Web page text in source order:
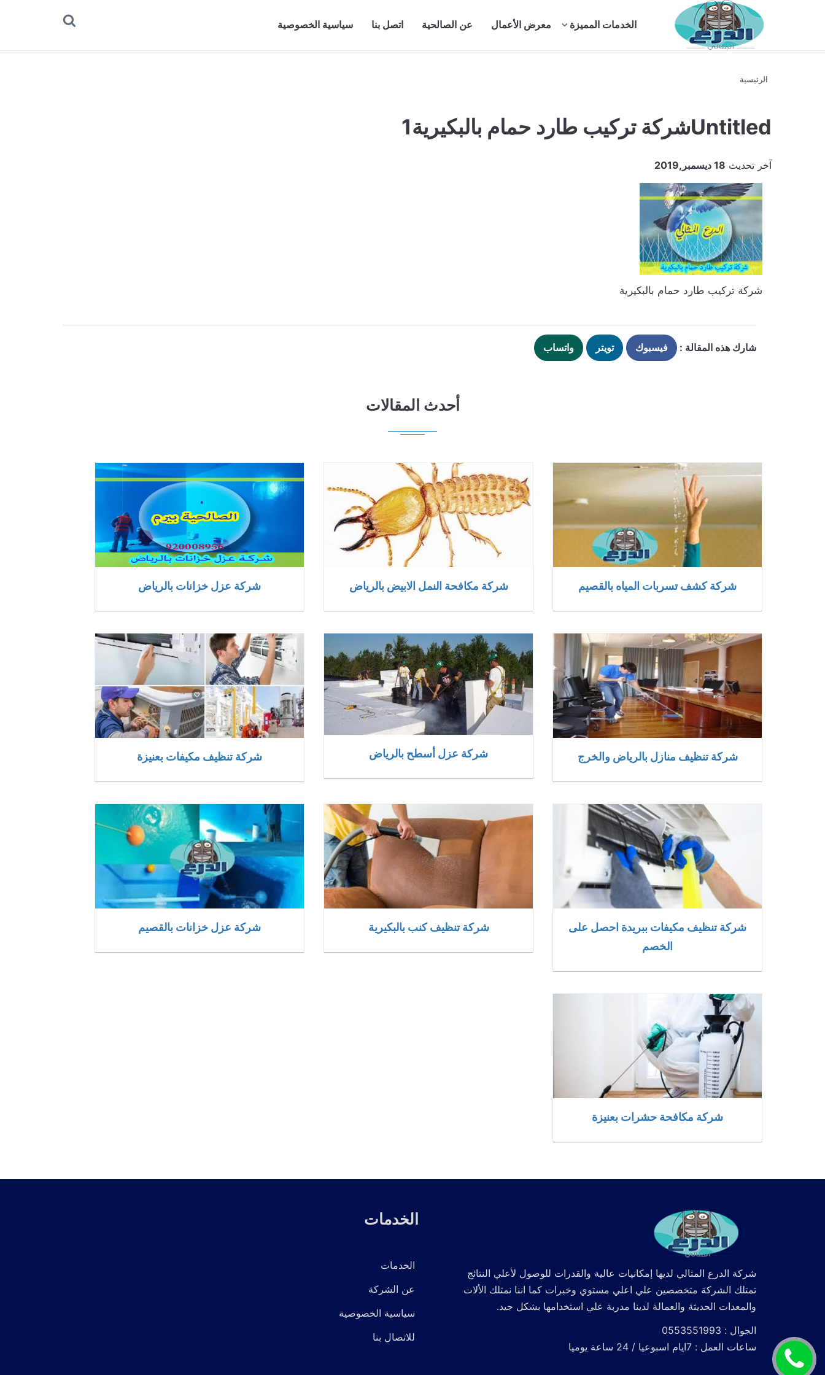
بحث الخدمات المميزة معرض الأعمال عن الصالحية اتصل بنا سياسية الخصوصية
الرئيسية
Untitledشركة تركيب طارد حمام بالبكيرية1
آخر تحديث 18 ديسمبر,2019
شركة تركيب طارد حمام بالبكيرية
شارك هذه المقالة : فيسبوك تويتر واتساب
أحدث المقالات
شركة كشف تسربات المياه بالقصيم شركة مكافحة النمل الابيض بالرياض شركة عزل خزانات بالرياض
شركة تنظيف منازل بالرياض والخرج شركة عزل أسطح بالرياض شركة تنظيف مكيفات بعنيزة
شركة تنظيف مكيفات ببريدة احصل على
الخصم
شركة تنظيف كنب بالبكيرية شركة عزل خزانات بالقصيم
شركة مكافحة حشرات بعنيزة
شركة الدرع المثالي لديها إمكانيات عالية والقدرات للوصول لأعلي النتائج
تمتلك الشركة متخصصين علي اعلي مستوي وخبرات كما اننا نمتلك الألات
والمعدات الحديثة والعمالة لدينا مدربة علي استخدامها بشكل جيد.
الجوال : 0553551993
ساعات العمل : 7ايام اسبوعيا / 24 ساعة يوميا
الخدمات
الخدمات
عن الشركة
سياسية الخصوصية
للاتصال بنا
اتصل